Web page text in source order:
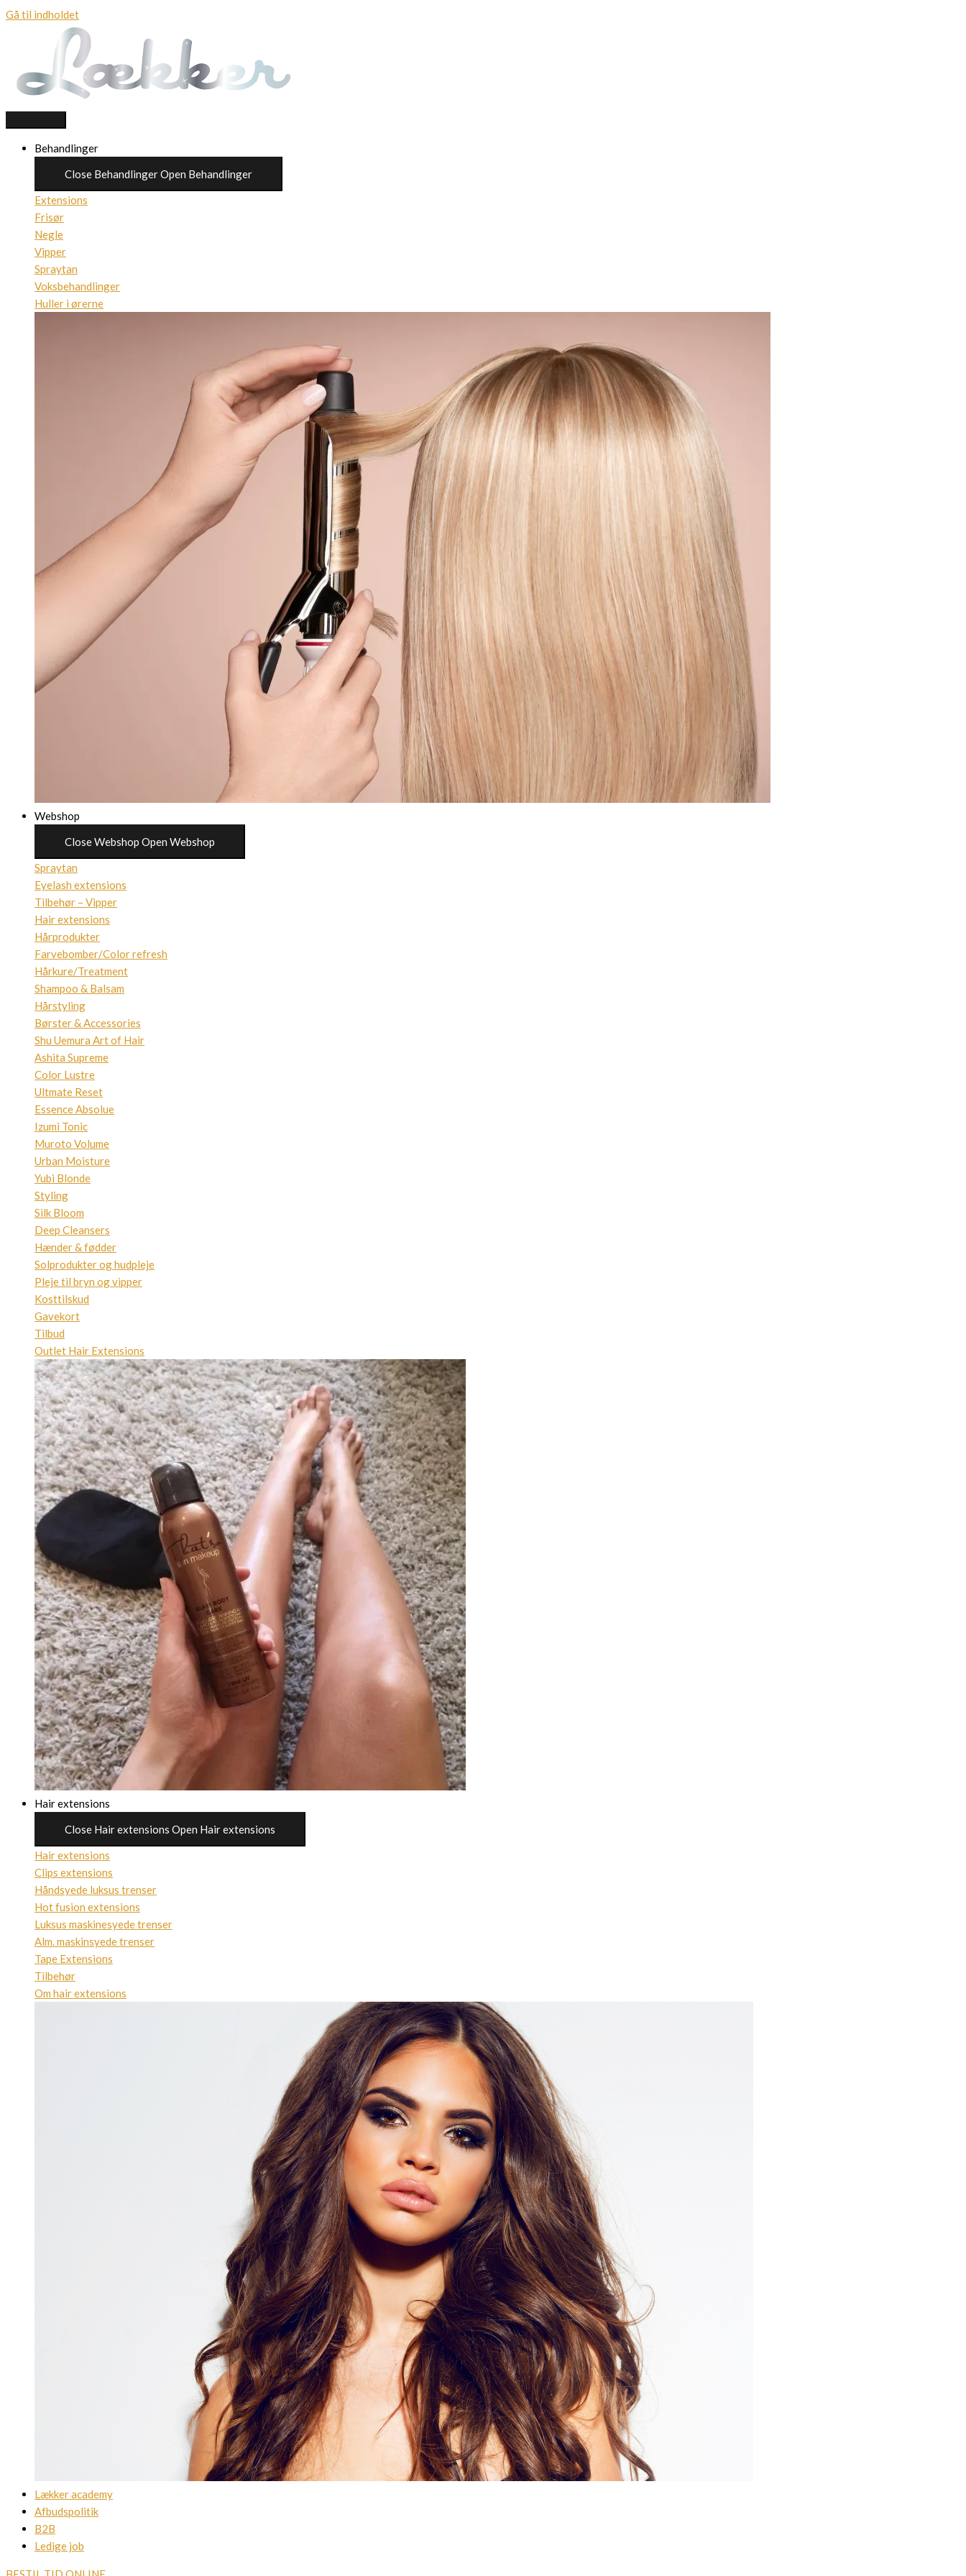
Gå til indholdet
Behandlinger
Close BehandlingerOpen Behandlinger
Extensions
Frisør
Negle
Vipper
Spraytan
Voksbehandlinger
Huller i ørerne
Webshop
Close Webshop Open Webshop
Spraytan
Eyelash extensions
Tilbehør – Vipper
Hair extensions
Hårprodukter
Farvebomber/Color refresh
Hårkure/Treatment
Shampoo & Balsam
Hårstyling
Børster & Accessories
Shu Uemura Art of Hair
Ashita Supreme
Color Lustre
Ultmate Reset
Essence Absolue
Izumi Tonic
Muroto Volume
Urban Moisture
Yubi Blonde
Styling
Silk Bloom
Deep Cleansers
Hænder & fødder
Solprodukter og hudpleje
Pleje til bryn og vipper
Kosttilskud
Gavekort
Tilbud
Outlet Hair Extensions
Hair extensions
Close Hair extensions Open Hair extensions
Hair extensions
Clips extensions
Håndsyede luksus trenser
Hot fusion extensions
Luksus maskinesyede trenser
Alm. maskinsyede trenser
Tape Extensions
Tilbehør
Om hair extensions
Lækker academy
Afbudspolitik
B2B
Ledige job